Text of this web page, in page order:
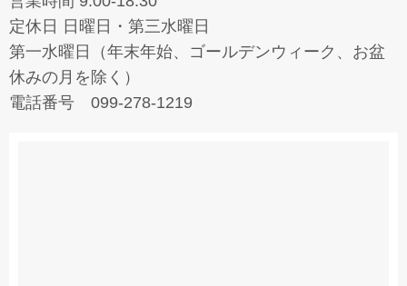
定休日 日曜日・第三水曜日
第一水曜日（年末年始、ゴールデンウィーク、お盆
休みの月を除く）
電話番号 099-278-1219